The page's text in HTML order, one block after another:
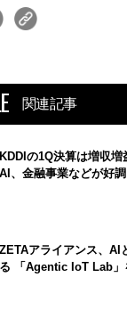
関連記事
KDDIの1Q決算は増収
AI、金融事業などが好調
ZETAアライアンス、AI
る 「Agentic IoT Lab」